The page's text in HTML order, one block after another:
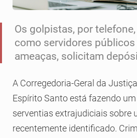
Os golpistas, por
como servidores públicos
ameaças, solicitam
A Corregedoria-Geral da
Espírito Santo está fazendo
serventias extrajudiciais sobre
recentemente identificado.